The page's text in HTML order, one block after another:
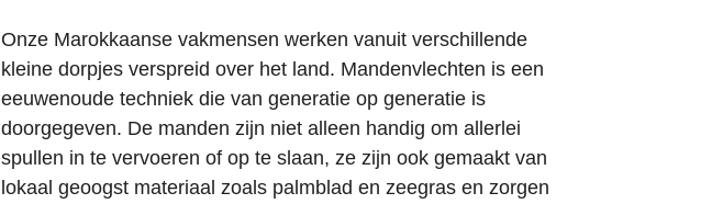
Onze Marokkaanse vakmensen werken vanuit verschillende
kleine dorpjes verspreid over het land. Mandenvlechten is een
eeuwenoude techniek die van generatie op generatie is
doorgegeven. De manden zijn niet alleen handig om allerlei
spullen in te vervoeren of op te slaan, ze zijn ook gemaakt van
lokaal geoogst materiaal zoals palmblad en zeegras en zorgen